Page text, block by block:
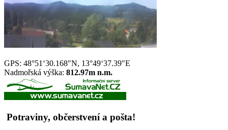
GPS: 48°51‘30.168"N, 13°49‘37.39"E
Nadmořská výška: 812.97m n.m.
Potraviny, občerstvení a pošta!